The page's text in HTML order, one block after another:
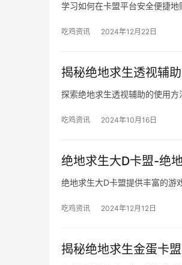
学习如何在卡盟平台安全便捷地
吃鸡资讯 2024年12月22日
揭秘绝地求生透视辅
探索绝地求生透视辅助的使用方
吃鸡资讯 2024年10月16日
绝地求生大D卡盟-绝
绝地求生大D卡盟提供丰富的游
吃鸡资讯 2024年12月12日
揭秘绝地求生金蛋卡